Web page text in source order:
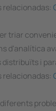
relacionadas:
triar
d'analítica
distribuïts i
relacionadas: